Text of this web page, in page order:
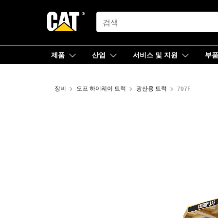
SEARCH
제품 산업 서비스 및 지원 부품
장비 오프 하이웨이 트럭 광산용 트럭 797F